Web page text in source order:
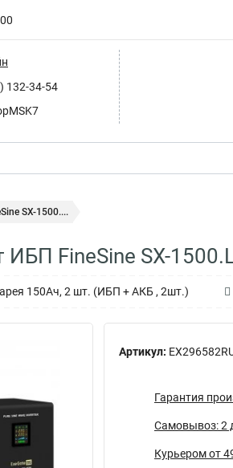
132-34-54
SX-1500....
FineSine SX-
150Aч, 2 шт. (ИБП + АКБ , 2шт.)
Артикул:
Гарантия
Самовывоз: 2
Курьером от